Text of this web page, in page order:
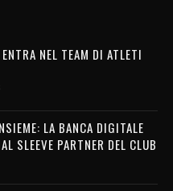
NEL TEAM DI ATLETI
LA BANCA DIGITALE
SLEEVE PARTNER DEL CLUB